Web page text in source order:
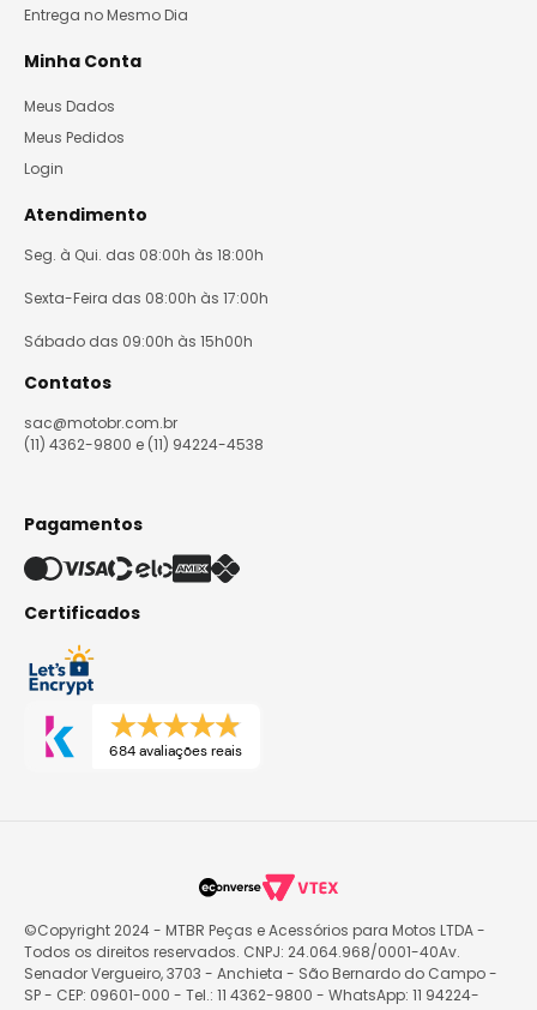
Entrega no Mesmo Dia
Minha Conta
Meus Dados
Meus Pedidos
Login
Atendimento
Seg. à Qui. das 08:00h às 18:00h
Sexta-Feira das 08:00h às 17:00h
Sábado das 09:00h às 15h00h
Contatos
sac@motobr.com.br
(11) 4362-9800 e (11) 94224-4538
Pagamentos
Certificados
684 avaliações reais
©Copyright 2024 - MTBR Peças e Acessórios para Motos LTDA -
Todos os direitos reservados. CNPJ: 24.064.968/0001-40Av.
Senador Vergueiro, 3703 - Anchieta - São Bernardo do Campo -
SP - CEP: 09601-000 - Tel.: 11 4362-9800 - WhatsApp: 11 94224-